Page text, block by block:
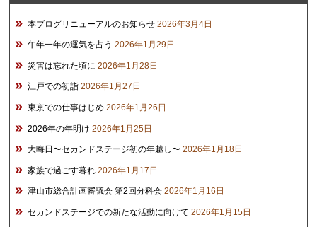
本ブログリニューアルのお知らせ 2026年3月4日
午年一年の運気を占う 2026年1月29日
災害は忘れた頃に 2026年1月28日
江戸での初詣 2026年1月27日
東京での仕事はじめ 2026年1月26日
2026年の年明け 2026年1月25日
大晦日〜セカンドステージ初の年越し〜 2026年1月18日
家族で過ごす暮れ 2026年1月17日
津山市総合計画審議会 第2回分科会 2026年1月16日
セカンドステージでの新たな活動に向けて 2026年1月15日